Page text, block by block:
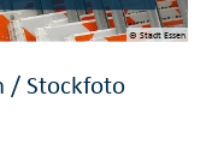
© Stadt Essen
/ Stockfoto